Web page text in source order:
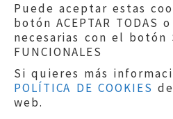
Puede aceptar estas
botón ACEPTAR TODAS
necesarias con el botón
FUNCIONALES
Si quieres más
POLÍTICA DE COOKIES
web.Aviso legal|
Protección de Datos